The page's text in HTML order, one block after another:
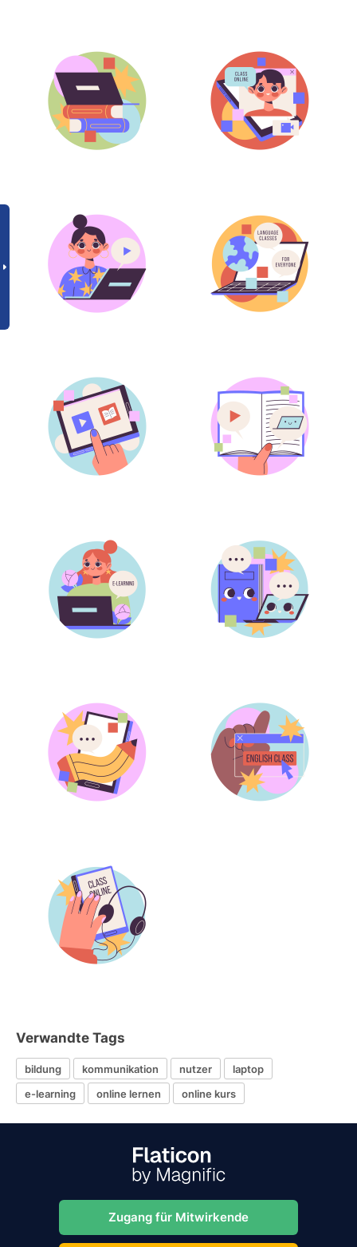
Verwandte Tags
bildung kommunikation nutzer
laptop
e-learning
online lernen online kurs
Zugang für Mitwirkende